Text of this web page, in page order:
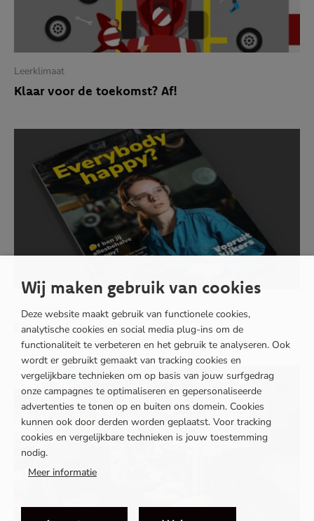
Verhalen van de werkvloer
Bij Wolves staat niemand alleen
‘Ik zie mensen weer lachen’
Salesmanager verkoopt nee
Mijn voertuig en ik MEER
Unieke Chrysler Blackcruiser
‘Ik ben pas tevreden als mijn auto echt
uniek is’
Koning te rijk met VW Lupo
Leerklimaat
Klaar voor de toekomst? Af!
Vooruitkijkers
Everybody happy!
Wij maken gebruik van cookies
Deze website maakt gebruik van functionele cookies,
analytische cookies en social media plug-ins om de
functionaliteit te verbeteren en het gebruik te analyseren. Ook
wordt er gebruikt gemaakt van tracking cookies en
vergelijkbare technieken om op basis van jouw surfgedrag
onze campagnes te optimaliseren en gepersonaliseerde
advertenties te tonen op en buiten ons domein. Cookies
kunnen ook door derden worden geplaatst. Voor tracking
cookies en vergelijkbare technieken is jouw toestemming
nodig.
Meer informatie